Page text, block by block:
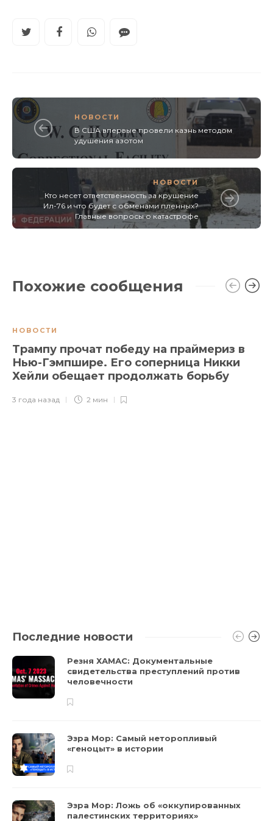
НОВОСТИ
В США впервые провели казнь методом
удушения азотом
НОВОСТИ
Кто несет ответственность за крушение
Ил-76 и что будет с обменами пленных?
Главные вопросы о катастрофе
Похожие сообщения
НОВОСТИ
Трампу прочат победу на праймериз в
Нью-Гэмпшире. Его соперница Никки
Хейли обещает продолжать борьбу
3 года назад 2 мин
Последние новости
Резня ХАМАС: Документальные
свидетельства преступлений против
человечности
Эзра Мор: Самый неторопливый
«геноцыт» в истории
Эзра Мор: Ложь об «оккупированных
палестинских территориях»